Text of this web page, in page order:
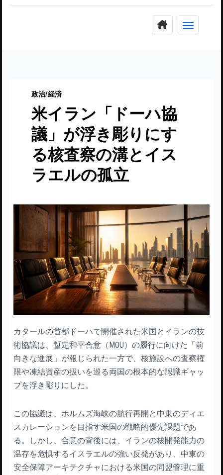
政治/経済
米イラン「ドーハ協
議」が浮き彫りにす
る核査察の溝とイス
ラエルの孤立
カタールの首都ドーハで開催された米国とイランの技
術協議は、暫定和平合意（MOU）の履行に向けた「前
向きな進展」が報じられた一方で、核施設への査察権
限や凍結資産の扱いを巡る両国の根本的な認識ギャッ
プを浮き彫りにした。
この協議は、ホルムズ海峡の航行再開と中東のディエ
スカレーションを目指す米国の戦略的優先課題であ
る。しかし、合意の背後には、イランの核開発能力の
温存を危惧するイスラエルの強い反発があり、中東の
安全保障アーキテクチャにおける米国の同盟管理に重